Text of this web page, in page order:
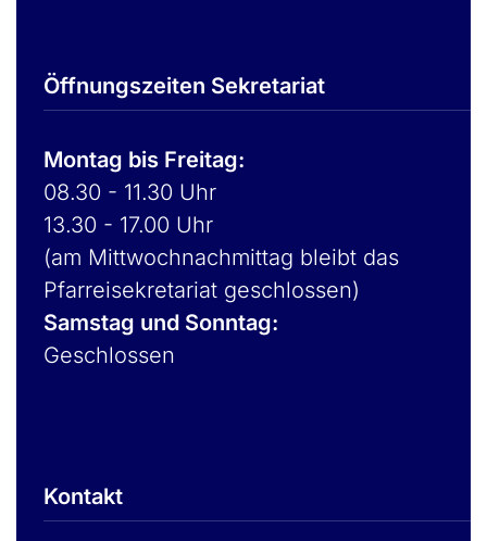
Öffnungszeiten Sekretariat
Montag bis Freitag:
08.30 - 11.30 Uhr
13.30 - 17.00 Uhr
(am Mittwochnachmittag bleibt das
Pfarreisekretariat geschlossen)
Samstag und Sonntag:
Geschlossen
Kontakt